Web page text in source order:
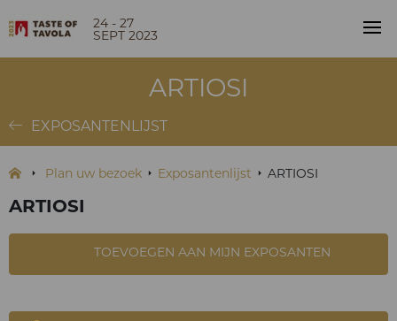
24 - 27
SEPT 2023
ARTIOSI
EXPOSANTENLIJST
Plan uw bezoek Exposantenlijst ARTIOSI
ARTIOSI
TOEVOEGEN AAN MIJN EXPOSANTEN